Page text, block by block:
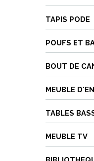
TAPIS PODE
POUFS ET
BOUT DE
MEUBLE
TABLES
MEUBLE TV